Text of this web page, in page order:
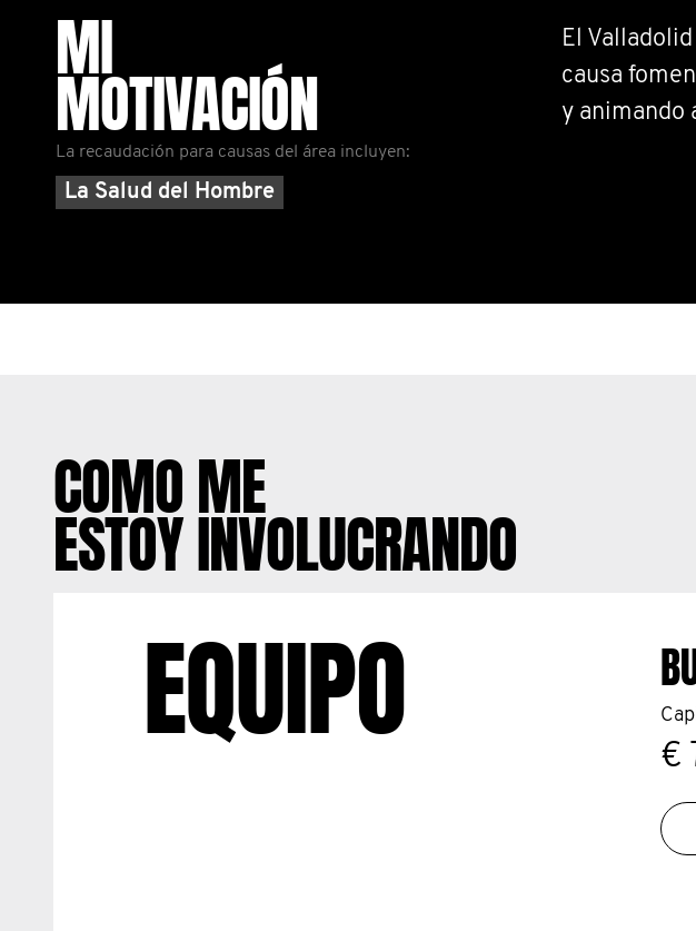
MI
MOTIVACIÓN
La recaudación para causas del área incluyen:
La Salud del Hombre
El
causa
y animando
COMO ME
ESTOY INVOLUCRANDO
EQUIPO €